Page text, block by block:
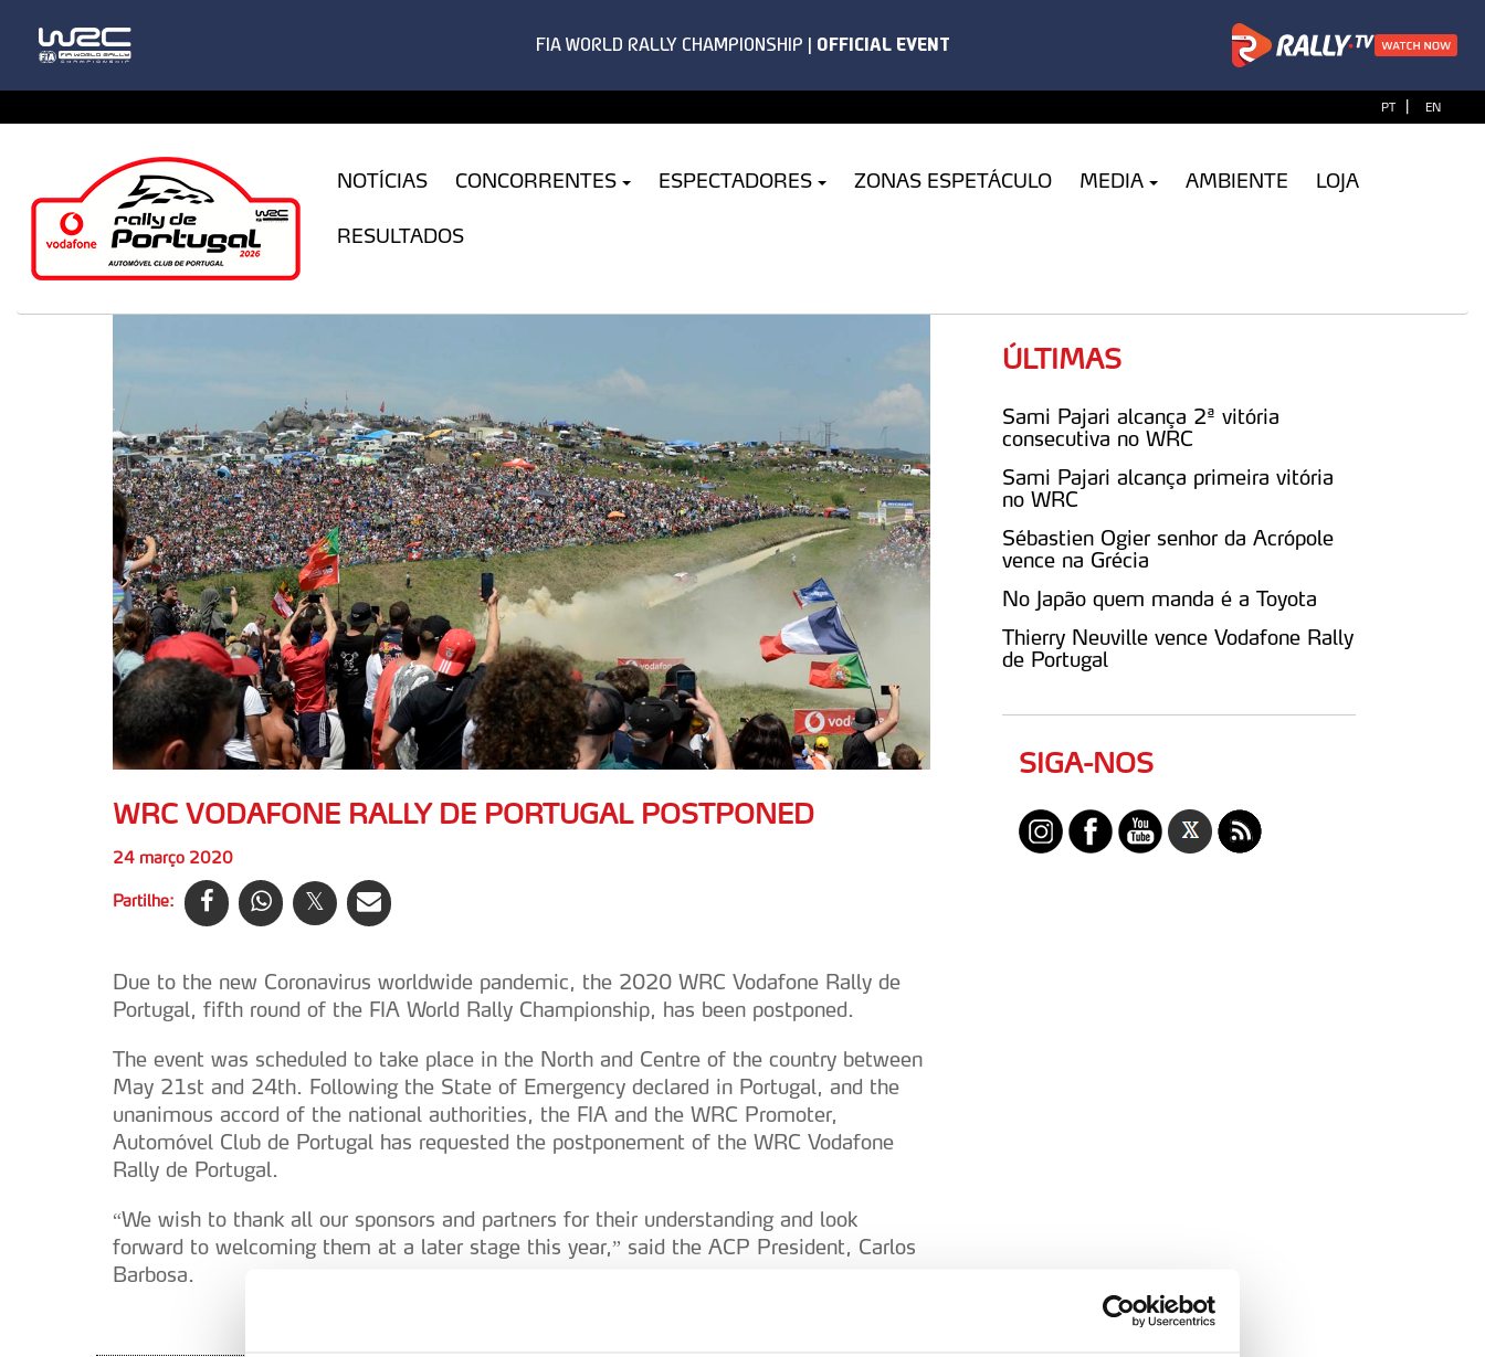
PT | EN
NOTÍCIAS CONCORRENTES ESPECTADORES ZONAS ESPETÁCULO MEDIA AMBIENTE LOJA
RESULTADOS
WRC VODAFONE RALLY DE PORTUGAL POSTPONED
24 março 2020
Partilhe:
Due to the new Coronavirus worldwide pandemic, the 2020 WRC Vodafone Rally de
Portugal, fifth round of the FIA World Rally Championship, has been postponed.
The event was scheduled to take place in the North and Centre of the country between
May 21st and 24th. Following the State of Emergency declared in Portugal, and the
unanimous accord of the national authorities, the FIA and the WRC Promoter,
Automóvel Club de Portugal has requested the postponement of the WRC Vodafone
Rally de Portugal.
“We wish to thank all our sponsors and partners for their understanding and look
forward to welcoming them at a later stage this year,” said the ACP President, Carlos
Barbosa.
ÚLTIMAS
Sami Pajari alcança 2ª vitória
consecutiva no WRC
Sami Pajari alcança primeira vitória
no WRC
Sébastien Ogier senhor da Acrópole
vence na Grécia
No Japão quem manda é a Toyota
Thierry Neuville vence Vodafone Rally
de Portugal
SIGA-NOS